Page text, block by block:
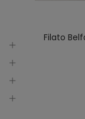
Filato